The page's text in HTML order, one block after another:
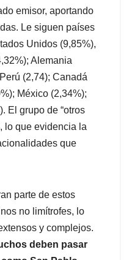
emisor, aportando
Le siguen países
Unidos (9,85%),
Alemania
(2,74); Canadá
México (2,34%);
El grupo de “otros
lo que evidencia la
que
parte de estos
no limítrofes, lo
y complejos.
deben pasar